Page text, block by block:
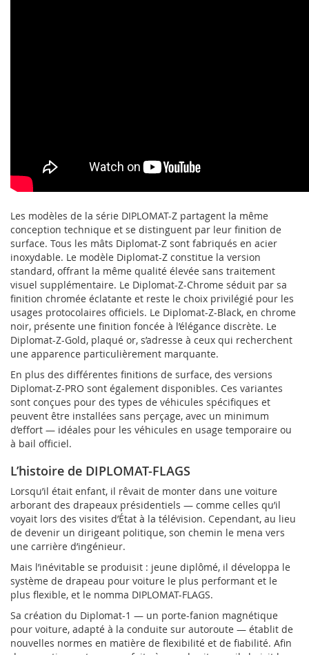
Les modèles de la série DIPLOMAT-Z partagent la même
conception technique et se distinguent par leur finition de
surface. Tous les mâts Diplomat-Z sont fabriqués en acier
inoxydable. Le modèle Diplomat-Z constitue la version
standard, offrant la même qualité élevée sans traitement
visuel supplémentaire. Le Diplomat-Z-Chrome séduit par sa
finition chromée éclatante et reste le choix privilégié pour les
usages protocolaires officiels. Le Diplomat-Z-Black, en chrome
noir, présente une finition foncée à l’élégance discrète. Le
Diplomat-Z-Gold, plaqué or, s’adresse à ceux qui recherchent
une apparence particulièrement marquante.
En plus des différentes finitions de surface, des versions
Diplomat-Z-PRO sont également disponibles. Ces variantes
sont conçues pour des types de véhicules spécifiques et
peuvent être installées sans perçage, avec un minimum
d’effort — idéales pour les véhicules en usage temporaire ou
à bail officiel.
L’histoire de DIPLOMAT-FLAGS
Lorsqu’il était enfant, il rêvait de monter dans une voiture
arborant des drapeaux présidentiels — comme celles qu’il
voyait lors des visites d’État à la télévision. Cependant, au lieu
de devenir un dirigeant politique, son chemin le mena vers
une carrière d’ingénieur.
Mais l’inévitable se produisit : jeune diplômé, il développa le
système de drapeau pour voiture le plus performant et le
plus flexible, et le nomma DIPLOMAT-FLAGS.
Sa création du Diplomat-1 — un porte-fanion magnétique
pour voiture, adapté à la conduite sur autoroute — établit de
nouvelles normes en matière de flexibilité et de fiabilité. Afin